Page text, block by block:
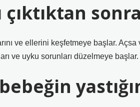
çıktıktan
ve ellerini keşfetmeye başlar.
ve uyku sorunları düzelmeye başlar.